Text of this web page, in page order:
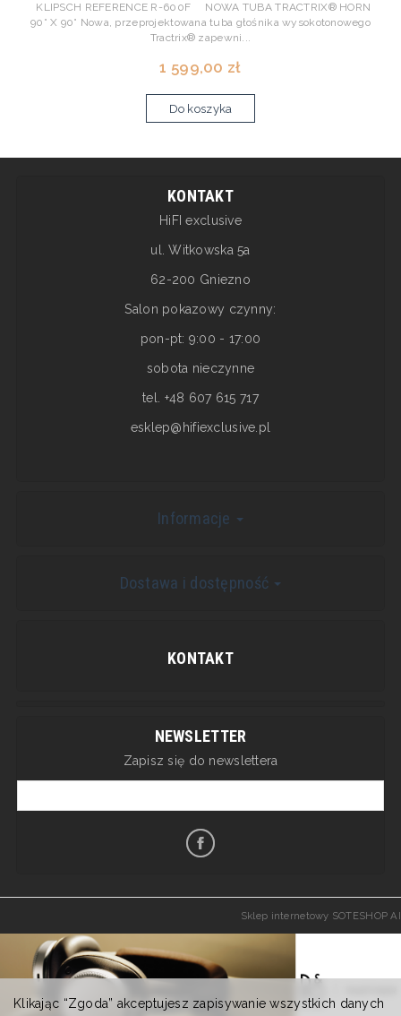
KLIPSCH REFERENCE R-600F NOWA TUBA TRACTRIX® HORN
90° X 90° Nowa, przeprojektowana tuba głośnika wysokotonowego
Tractrix® zapewni...
1 599,00 zł
Do koszyka
KONTAKT
HiFI exclusive
ul. Witkowska 5a
62-200 Gniezno
Salon pokazowy czynny:
pon-pt: 9:00 - 17:00
sobota nieczynne
tel. +48 607 615 717
esklep@hifiexclusive.pl
Informacje
Dostawa i dostępność
KONTAKT
NEWSLETTER
Zapisz się do newslettera
Sklep internetowy SOTESHOP AI
Klikając “Zgoda” akceptujesz zapisywanie wszystkich danych